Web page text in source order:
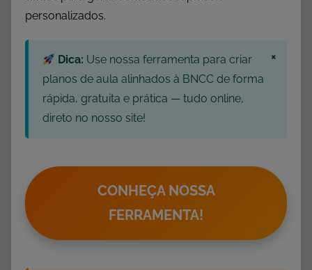
,
D
e
o
personalizados.
Dica: Use nossa ferramenta para criar
planos de aula alinhados à BNCC de forma
rápida, gratuita e prática — tudo online,
direto no nosso site!
×
CONHEÇA NOSSA
FERRAMENTA!